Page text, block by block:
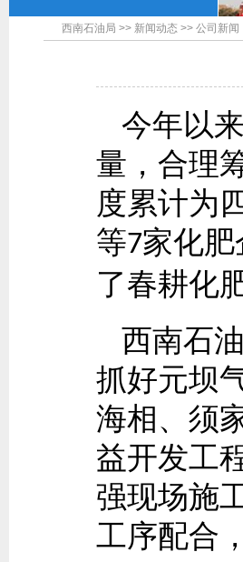
西南石油局 >> 新闻动态 >> 公司新闻
今年以
量，合理
度累计为
等7家化
了春耕化
西南石
抓好元坝
海相、须
益开发工
强现场施
工序配合